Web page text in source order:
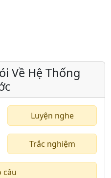
Về Hệ Thống
Luyện nghe
Trắc nghiệm
câu